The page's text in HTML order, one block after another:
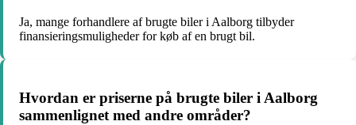
Ja, mange forhandlere af brugte biler i Aalborg tilbyder
finansieringsmuligheder for køb af en brugt bil.
Hvordan er priserne på brugte biler i Aalborg
sammenlignet med andre områder?